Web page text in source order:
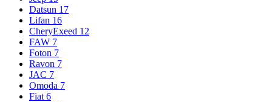
Datsun 17
Lifan 16
CheryExeed 12
FAW 7
Foton 7
Ravon 7
JAC 7
Omoda 7
Fiat 6